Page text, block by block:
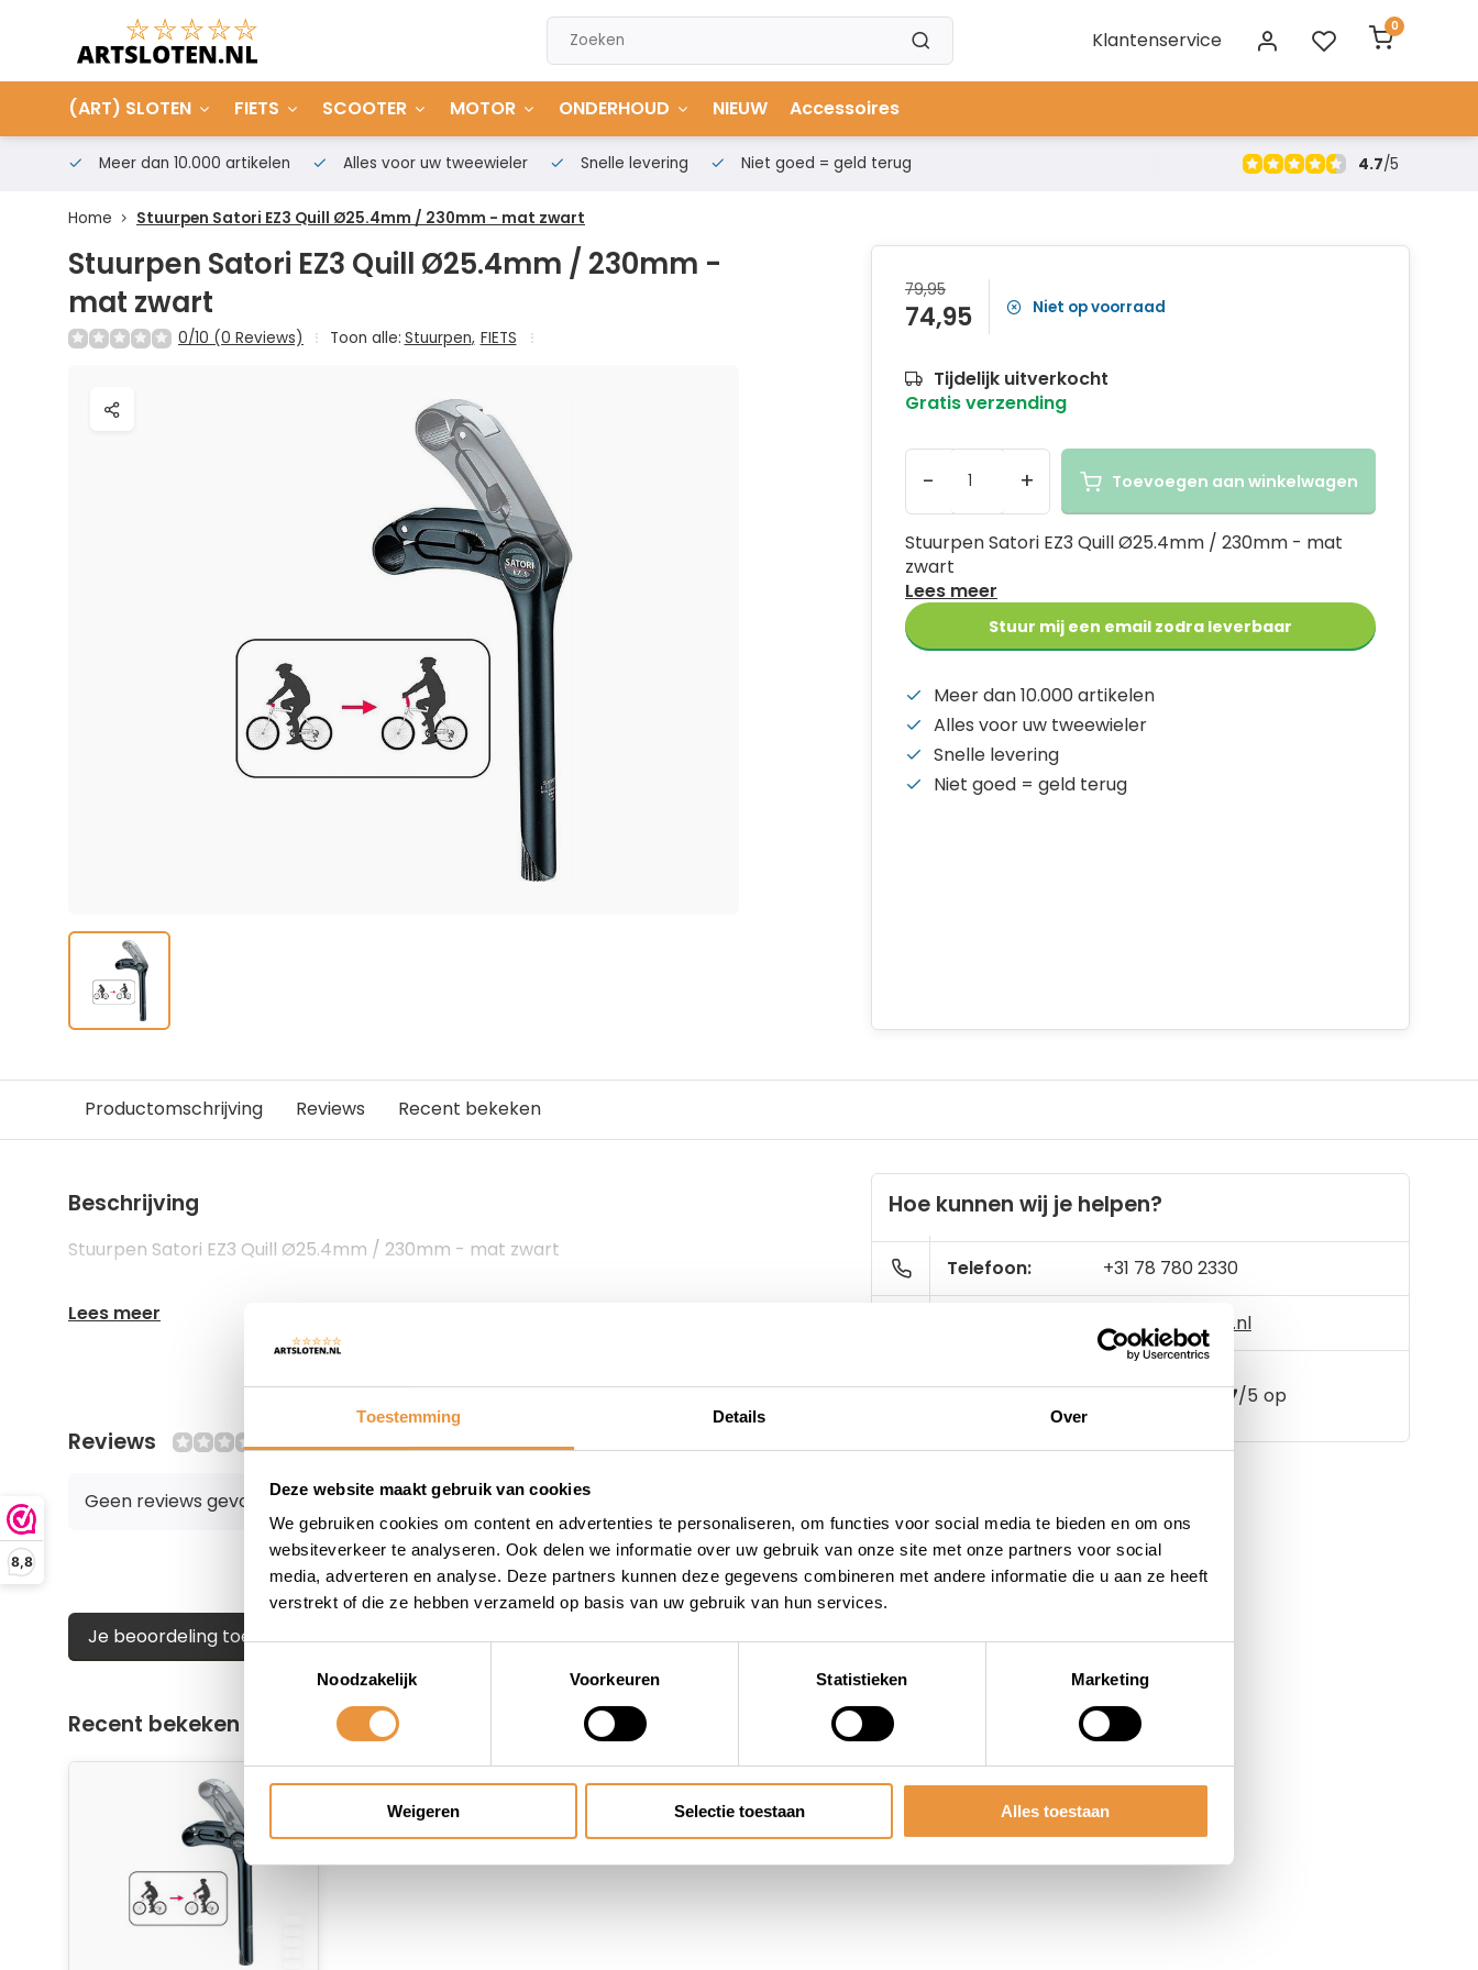
Toestemming Details Over
Deze website maakt gebruik van cookies
We gebruiken cookies om content en advertenties te personaliseren, om functies voor social media te bieden en om ons
websiteverkeer te analyseren. Ook delen we informatie over uw gebruik van onze site met onze partners voor social
media, adverteren en analyse. Deze partners kunnen deze gegevens combineren met andere informatie die u aan ze heeft
verstrekt of die ze hebben verzameld op basis van uw gebruik van hun services.
Noodzakelijk
Voorkeuren Statistieken Marketing
Weigeren Selectie toestaan Alles toestaan
8,8
Klantenservice
0
(ART) SLOTEN FIETS SCOOTER MOTOR ONDERHOUD NIEUW Accessoires
Meer dan 10.000 artikelen Alles voor uw tweewieler Snelle levering Niet goed = geld terug 4.7/5
Home Stuurpen Satori EZ3 Quill Ø25.4mm / 230mm - mat zwart
Stuurpen Satori EZ3 Quill Ø25.4mm / 230mm -
mat zwart
0/10 (0 Reviews) Toon alle: Stuurpen, FIETS
79,95
74,95 Niet op voorraad
Tijdelijk uitverkocht
Gratis verzending
- + Toevoegen aan winkelwagen
Stuurpen Satori EZ3 Quill Ø25.4mm / 230mm - mat
zwart
Lees meer
Stuur mij een email zodra leverbaar
Meer dan 10.000 artikelen
Alles voor uw tweewieler
Snelle levering
Niet goed = geld terug
Productomschrijving Reviews Recent bekeken
Beschrijving
Stuurpen Satori EZ3 Quill Ø25.4mm / 230mm - mat zwart
Lees meer
Reviews 0/10
Geen reviews gevonden
Je beoordeling toevoegen
Hoe kunnen wij je helpen?
Telefoon: +31 78 780 2330
info@artsloten.nl
157 klanten geven een 4.7/5 op
Recent bekeken